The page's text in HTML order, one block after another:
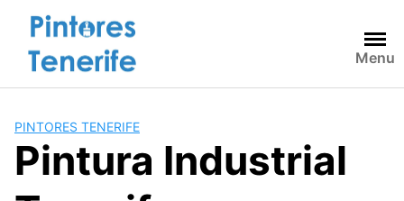
contenido
Menu
PINTORES TENERIFE
Pintura Industrial